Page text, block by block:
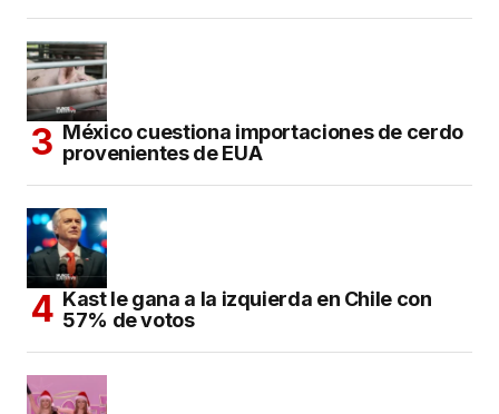
México cuestiona importaciones de cerdo
provenientes de EUA
Kast le gana a la izquierda en Chile con
57% de votos